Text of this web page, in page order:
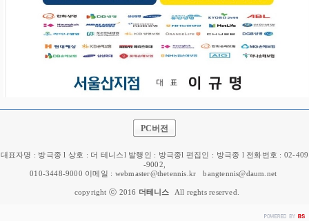
PC버전
대표자명 : 방극종 l 상호 : 더 테니스l 발행인 : 방극종l 편집인 : 방극종 l 전화번호 : 02-409
-9002,
010-3448-9000 이메일 : webmaster@thetennis.krbangtennis@daum.net
copyright ⓒ 2016 더테니스 All reghts reserved.